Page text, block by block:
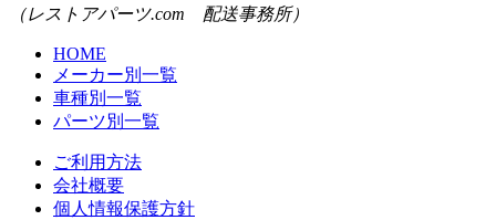
（レストアパーツ.com 配送事務所）
HOME
メーカー別一覧
車種別一覧
パーツ別一覧
ご利用方法
会社概要
個人情報保護方針